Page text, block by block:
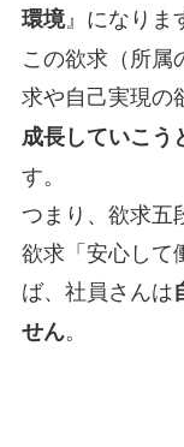
環境』になりま
この欲求（所属
求や自己実現の
成長していこう
す。
つまり、欲求五
欲求「安心して
ば、社員さんは
せん。